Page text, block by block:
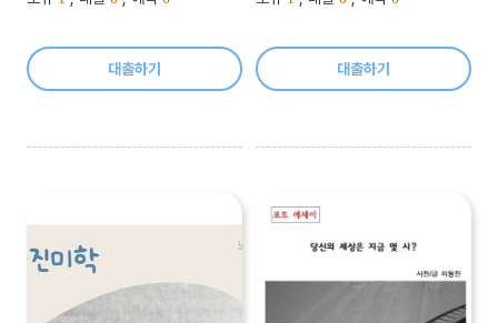
대출하기 대출하기